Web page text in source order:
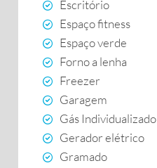
Escritório
Espaço fitness
Espaço verde
Forno a lenha
Freezer
Garagem
Gás Individualizado
Gerador elétrico
Gramado